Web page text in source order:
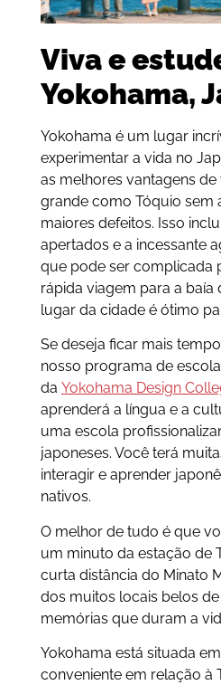
Viva e
Yokohama,
Yokohama é um lugar
experimentar a vida no
as melhores vantagens
grande como Tóquio sem
maiores defeitos. Isso
apertados e a incessante
que pode ser complicada
rápida viagem para a
lugar da cidade é ótimo
Se deseja ficar mais
nosso programa de
da Yokohama Design
aprenderá a língua e a
uma escola
japoneses. Você terá
interagir e aprender
nativos.
O melhor de tudo é que
um minuto da estação de
curta distância do Minato
dos muitos locais belos
memórias que duram a
Yokohama está situada
conveniente em relação à